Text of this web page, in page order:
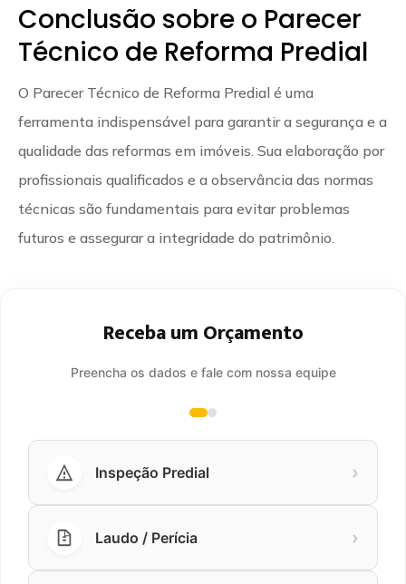
Conclusão sobre o Parecer
Técnico de Reforma Predial
O Parecer Técnico de Reforma Predial é uma
ferramenta indispensável para garantir a segurança e a
qualidade das reformas em imóveis. Sua elaboração por
profissionais qualificados e a observância das normas
técnicas são fundamentais para evitar problemas
futuros e assegurar a integridade do patrimônio.
Receba um Orçamento
Preencha os dados e fale com nossa equipe
Inspeção Predial ›
Laudo / Perícia ›